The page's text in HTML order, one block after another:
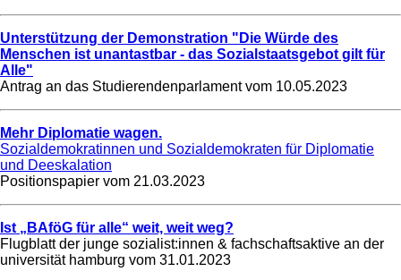
Unterstützung der Demonstration "Die Würde des
Menschen ist unantastbar - das Sozialstaatsgebot gilt für
Alle"
Antrag an das Studierendenparlament vom 10.05.2023
Mehr Diplomatie wagen.
Sozialdemokratinnen und Sozialdemokraten für Diplomatie
und Deeskalation
Positionspapier vom 21.03.2023
Ist „BAföG für alle“ weit, weit weg?
Flugblatt der junge sozialist:innen & fachschaftsaktive an der
universität hamburg vom 31.01.2023